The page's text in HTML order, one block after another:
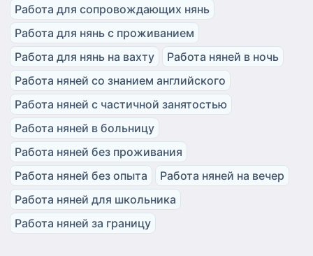
Работа для сопровождающих нянь
Работа для нянь с проживанием
Работа для нянь на вахту
Работа няней в ночь
Работа няней со знанием английского
Работа няней с частичной занятостью
Работа няней в больницу
Работа няней без проживания
Работа няней без опыта
Работа няней на вечер
Работа няней для школьника
Работа няней за границу